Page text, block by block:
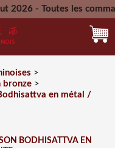
- Toutes les
>
bronze>
en métal /
BODHISATTVA EN